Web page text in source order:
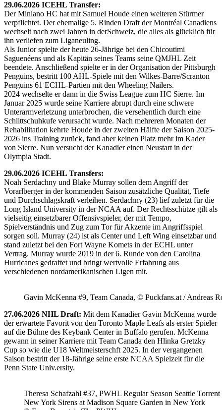
29.06.2026 ICEHL Transfer:
Der Minlano HC hat mit Samuel Houde einen weiteren Stürmer
verpflichtet. Der ehemalige 5. Rinden Draft der Montréal Canadiens
wechselt nach zwei Jahren in derSchweiz, die alles als glücklich für
ihn verliefen zum Liganeuling.
Als Junior spielte der heute 26-Jährige bei den Chicoutimi
Saguenéens und als Kapitän seines Teams seine QMJHL Zeit
beendete. Anschließend spielte er in der Organisation der Pittsburgh
Penguins, bestritt 100 AHL-Spiele mit den Wilkes-Barre/Scranton
Penguins 61 ECHL-Partien mit den Wheeling Nailers.
2024 wechselte er dann in die Swiss League zum HC Sierre. Im
Januar 2025 wurde seine Karriere abrupt durch eine schwere
Unterarmverletzung unterbrochen, die versehentlich durch eine
Schlittschuhkufe verursacht wurde. Nach mehreren Monaten der
Rehabilitation kehrte Houde in der zweiten Hälfte der Saison 2025-
2026 ins Training zurück, fand aber keinen Platz mehr im Kader
von Sierre. Nun versucht der Kanadier einen Neustart in der
Olympia Stadt.
29.06.2026 ICEHL Transfers:
Noah Serdachny und Blake Murray sollen dem Angriff der
Vorarlberger in der kommenden Saison zusätzliche Qualität, Tiefe
und Durchschlagskraft verleihen. Serdachny (23) lief zuletzt für die
Long Island University in der NCAA auf. Der Rechtsschütze gilt als
vielseitig einsetzbarer Offensivspieler, der mit Tempo,
Spielverständnis und Zug zum Tor für Akzente im Angriffsspiel
sorgen soll. Murray (24) ist als Center und Left Wing einsetzbar und
stand zuletzt bei den Fort Wayne Komets in der ECHL unter
Vertrag. Murray wurde 2019 in der 6. Runde von den Carolina
Hurricanes gedraftet und bringt wertvolle Erfahrung aus
verschiedenen nordamerikanischen Ligen mit.
Gavin McKenna #9, Team Canada, © Puckfans.at / Andreas
27.06.2026 NHL Draft: Mit dem Kanadier Gavin McKenna wurde
der erwartete Favorit von den Toronto Maple Leafs als erster Spieler
auf die Bühne des Keybank Center in Buffalo gerufen. McKenna
gewann in seiner Karriere mit Team Canada den Hlinka Gretzky
Cup so wie die U18 Weltmeisterschft 2025. In der vergangenen
Saison bestritt der 18-Jährige seine erste NCAA Spielzeit für die
Penn State Univ.ersity.
Theresa Schafzahl #37, PWHL Regular Season Seattle Torrent
New York Sirens at Madison Square Garden in New York